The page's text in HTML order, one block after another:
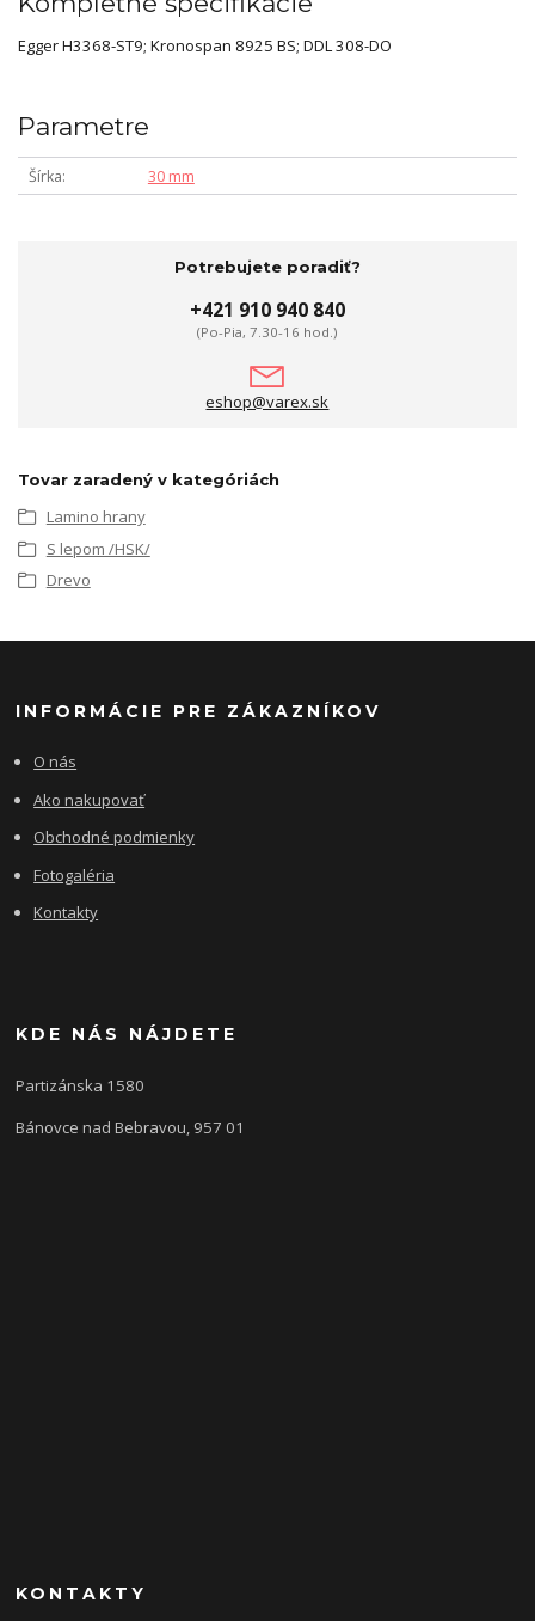
Egger H3368-ST9; Kronospan 8925 BS; DDL 308-DO
Parametre
Šírka 30 mm
Potrebujete poradiť?
+421 910 940 840
(Po-Pia, 7.30-16 hod.)
eshop@varex.sk
Tovar zaradený v kategóriách
Lamino hrany
S lepom /HSK/
Drevo
INFORMÁCIE PRE ZÁKAZNÍKOV
O nás
Ako nakupovať
Obchodné podmienky
Fotogaléria
Kontakty
KDE NÁS NÁJDETE
Partizánska 1580
Bánovce nad Bebravou, 957 01
KONTAKTY